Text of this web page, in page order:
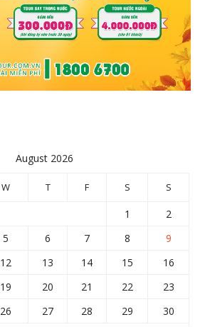
August 2026
W T F S S
1
2
5 6 7 8
9
12 13 14 15
16
19 20 21 22
23
26 27 28 29
30